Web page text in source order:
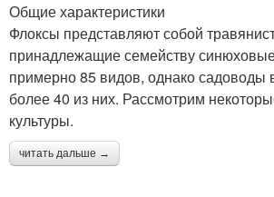
Общие характеристики
Флоксы представляют собой
принадлежащие семейству
примерно 85 видов, однако
более 40 из них. Рассмотрим
культуры.
читать дальше →